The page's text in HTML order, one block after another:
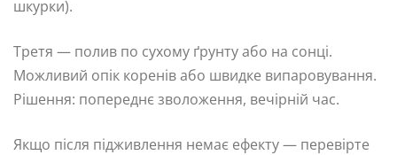
шкурки).
Третя — полив по сухому ґрунту або на сонці.
Можливий опік коренів або швидке випаровування.
Рішення: попереднє зволоження, вечірній час.
Якщо після підживлення немає ефекту — перевірте